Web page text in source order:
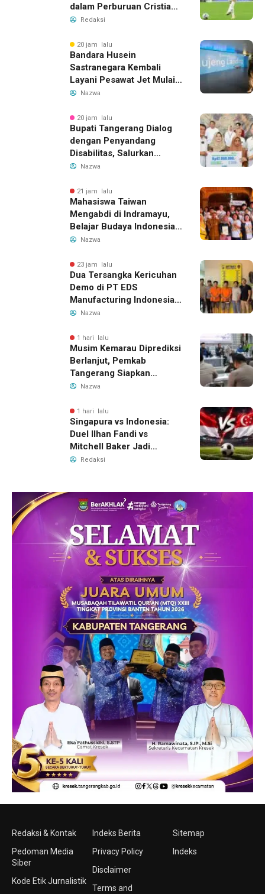
dalam Perburuan Cristian
Romero, Transfer Bek
Redaksi
20 jam lalu
Bandara Husein
Sastranegara Kembali
Layani Pesawat Jet Mulai
14 Agustus 2026, Garuda
Bandung-Denpasar
Nazwa
20 jam lalu
Bupati Tangerang Dialog
dengan Penyandang
Disabilitas, Salurkan
Bantuan dan Tampung
Nazwa
21 jam lalu
Mahasiswa Taiwan
Mengabdi di Indramayu,
Belajar Budaya Indonesia
dan Edukasi Pekerja
Nazwa
23 jam lalu
Dua Tersangka Kericuhan
Demo di PT EDS
Manufacturing Indonesia
Ditahan, Polda Banten
Pengelolaan Limbah
Nazwa
1 hari lalu
Musim Kemarau Diprediksi
Berlanjut, Pemkab
Tangerang Siapkan
Langkah Antisipasi Krisis
Nazwa
1 hari lalu
Singapura vs Indonesia:
Duel Ilhan Fandi vs
Mitchell Baker Jadi
Sorotan di Piala AFF 2026
Redaksi
Redaksi & Kontak
Pedoman Media
Siber
Kode Etik Jurnalistik
Indeks Berita
Privacy Policy
Disclaimer
Terms and
Sitemap
Indeks